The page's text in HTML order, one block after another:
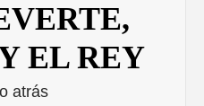
EL REY
atrás